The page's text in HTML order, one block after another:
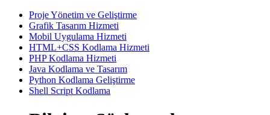
Proje Yönetim ve Geliştirme
Grafik Tasarım Hizmeti
Mobil Uygulama Hizmeti
HTML+CSS Kodlama Hizmeti
PHP Kodlama Hizmeti
Java Kodlama ve Tasarım
Python Kodlama Geliştirme
Shell Script Kodlama